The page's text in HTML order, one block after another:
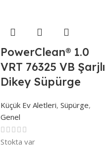
PowerClean® 1.0
VRT 76325 VB Şarjlı
Dikey Süpürge
Küçük Ev Aletleri, Süpürge,
Genel
Stokta var